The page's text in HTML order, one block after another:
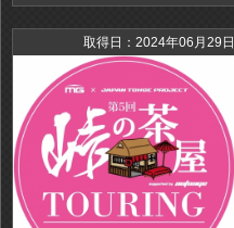
取得日：2024年06月29日